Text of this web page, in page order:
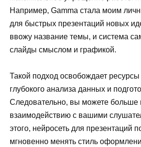
Например, Gamma стала моим
для быстрых презентаций новых
ввожу название темы, и система
слайды смыслом и графикой.
Такой подход освобождает
глубокого анализа данных и
Следовательно, вы можете больше
взаимодействию с вашими
этого, нейросеть для презентаций
мгновенно менять стиль